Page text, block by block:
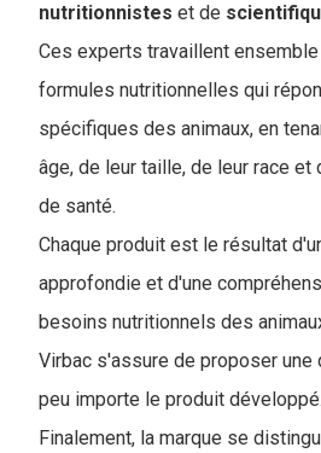
nutritionnistes et de
Ces experts travaillent
formules nutritionnelles qui
spécifiques des animaux, en
âge, de leur taille, de leur race
de santé.
Chaque produit est le résultat
approfondie et d'une
besoins nutritionnels des
Virbac s'assure de proposer une
peu importe le produit développé.
Finalement, la marque se